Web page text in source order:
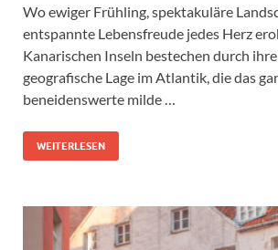
Wo ewiger Frühling, spektakuläre
entspannte Lebensfreude jedes Herz
Kanarischen Inseln bestechen durch
geografische Lage im Atlantik, die das
beneidenswerte milde …
WEITERLESEN